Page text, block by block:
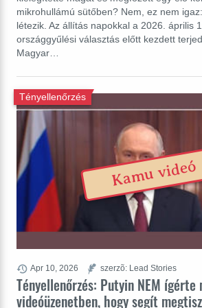
mikrohullámú sütőben? Nem, ez nem
létezik. Az állítás napokkal a 2026. április
országgyűlési választás előtt kezdett
Magyar…
Tényellenőrzés: Putyin NEM ígérte
videóüzenetben, hogy segít
Tényellenőrzés
Apr 10, 2026 szerzõ: Lead Stories
Kamu videó